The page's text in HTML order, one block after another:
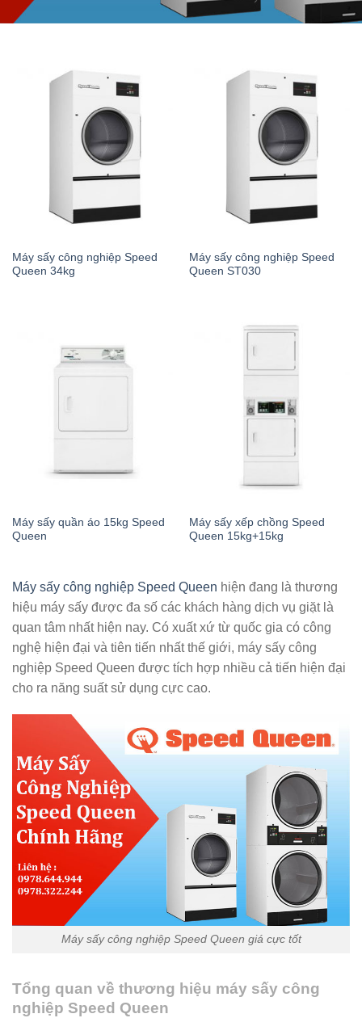
Máy sấy công nghiệp Speed
Queen 34kg
Máy sấy công nghiệp Speed
Queen ST030
Máy sấy quần áo 15kg Speed
Queen
Máy sấy xếp chồng Speed
Queen 15kg+15kg
Máy sấy công nghiệp Speed Queen hiện đang là thương
hiệu máy sấy được đa số các khách hàng dịch vụ giặt là
quan tâm nhất hiện nay. Có xuất xứ từ quốc gia có công
nghệ hiện đại và tiên tiến nhất thế giới, máy sấy công
nghiệp Speed Queen được tích hợp nhiều cả tiến hiện đại
cho ra năng suất sử dụng cực cao.
Máy sấy công nghiệp Speed Queen giá cực tốt
Tổng quan về thương hiệu máy sấy công
nghiệp Speed Queen